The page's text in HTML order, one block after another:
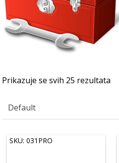
Prikazuje se svih 25 rezultata
SKU: 031PRO